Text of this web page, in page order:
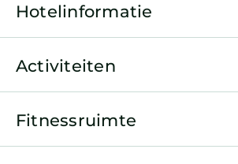
Hotelinformatie
Activiteiten
Fitnessruimte